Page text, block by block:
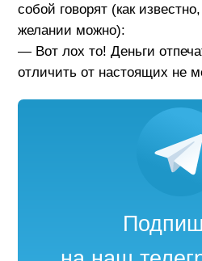
собой говорят (как
желании можно):
— Вот лох то! Деньги
отличить от настоящих не